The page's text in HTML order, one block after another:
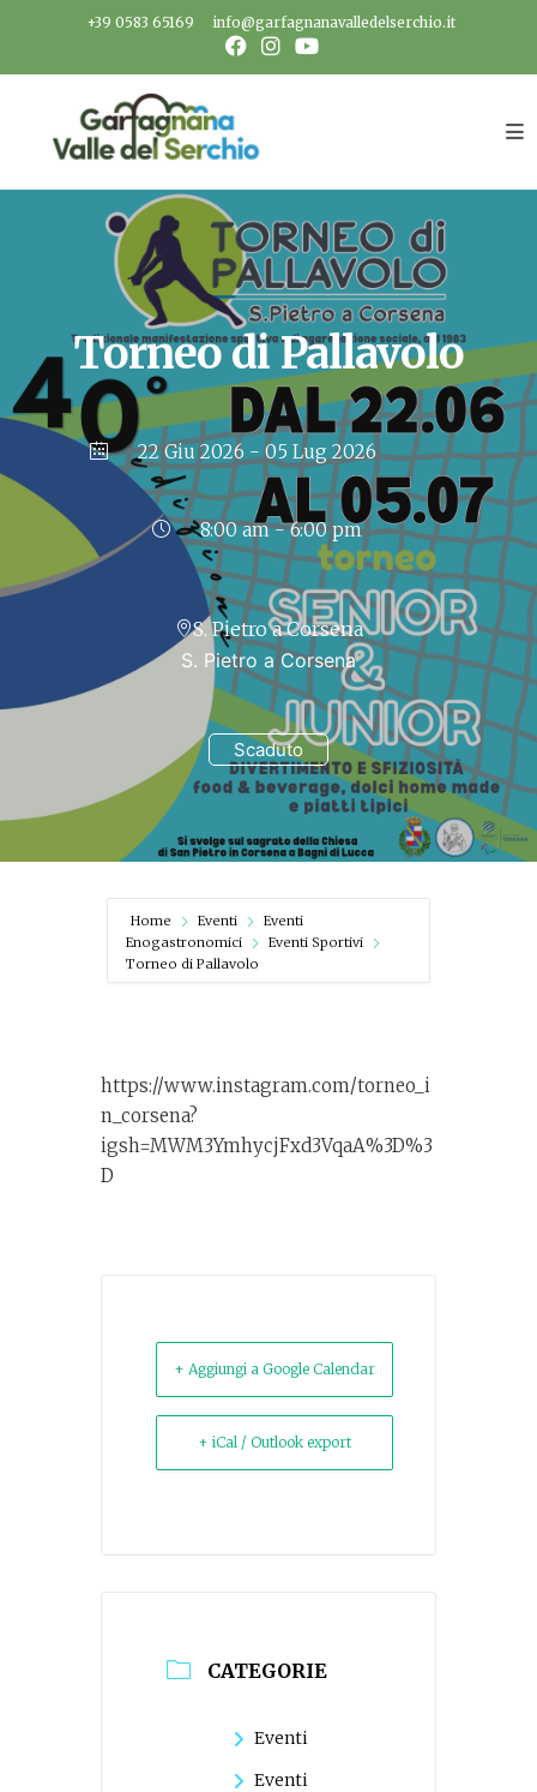
+39 0583 65169 info@garfagnanavalledelserchio.it
Torneo di Pallavolo
22 Giu 2026 - 05 Lug 2026
Scaduto
8:00 am - 6:00 pm
S. Pietro a Corsena
S. Pietro a Corsena
Home Eventi
Eventi
Enogastronomici
Eventi Sportivi
Torneo di Pallavolo
https://www.instagram.com/torneo_i
n_corsena?
igsh=MWM3YmhycjFxd3VqaA%3D%3
D
+ Aggiungi a Google Calendar
+ iCal / Outlook export
CATEGORIE
Eventi
Eventi